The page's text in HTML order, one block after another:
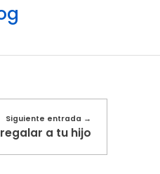
Siguiente entrada
a tu hijo